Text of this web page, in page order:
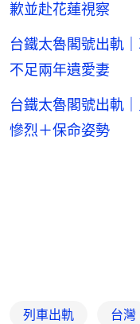
歉並赴花蓮視察
台鐵太魯閣號出軌
不足兩年遺愛妻
台鐵太魯閣號出軌
慘烈＋保命姿勢
列車出軌 台灣